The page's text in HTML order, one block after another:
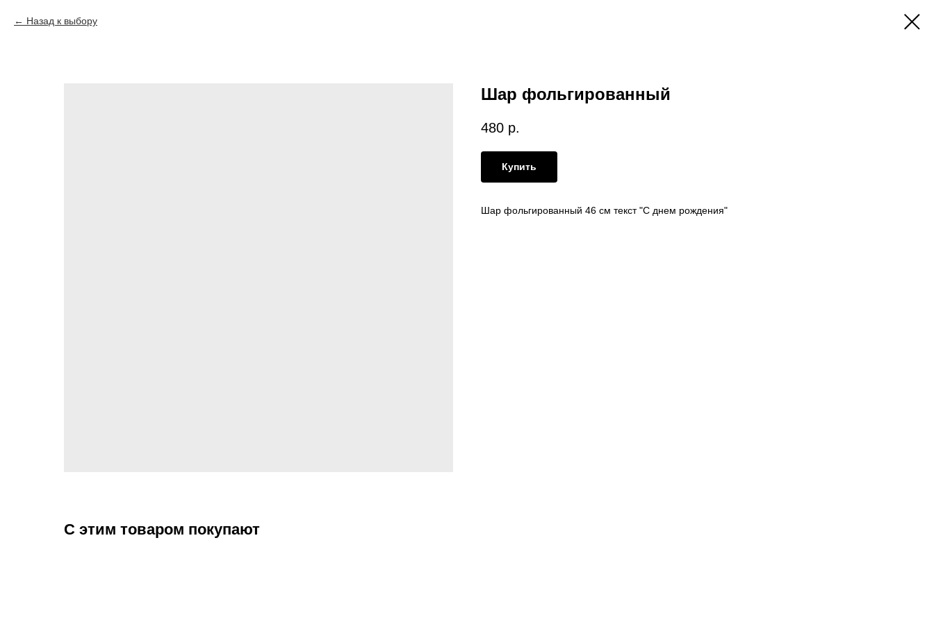
Назад к выбору
Шар фольгированный
480 р.
Купить
Шар фольгированный 46 см текст "С днем рождения"
С этим товаром покупают